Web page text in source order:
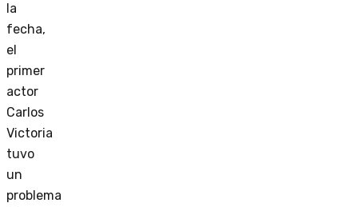
la
fecha,
el
primer
actor
Carlos
Victoria
tuvo
un
problema